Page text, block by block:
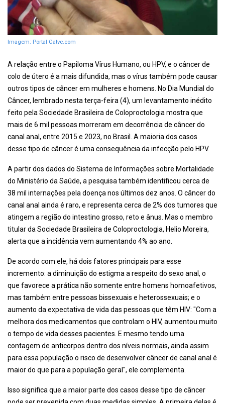
Imagem: Portal Catve.com
A relação entre o Papiloma Vírus Humano, ou HPV, e o câncer de
colo de útero é a mais difundida, mas o vírus também pode causar
outros tipos de câncer em mulheres e homens. No Dia Mundial do
Câncer, lembrado nesta terça-feira (4), um levantamento inédito
feito pela Sociedade Brasileira de Coloproctologia mostra que
mais de 6 mil pessoas morreram em decorrência de câncer do
canal anal, entre 2015 e 2023, no Brasil. A maioria dos casos
desse tipo de câncer é uma consequência da infecção pelo HPV.
A partir dos dados do Sistema de Informações sobre Mortalidade
do Ministério da Saúde, a pesquisa também identificou cerca de
38 mil internações pela doença nos últimos dez anos. O câncer do
canal anal ainda é raro, e representa cerca de 2% dos tumores que
atingem a região do intestino grosso, reto e ânus. Mas o membro
titular da Sociedade Brasileira de Coloproctologia, Helio Moreira,
alerta que a incidência vem aumentando 4% ao ano.
De acordo com ele, há dois fatores principais para esse
incremento: a diminuição do estigma a respeito do sexo anal, o
que favorece a prática não somente entre homens homoafetivos,
mas também entre pessoas bissexuais e heterossexuais; e o
aumento da expectativa de vida das pessoas que têm HIV: "Com a
melhora dos medicamentos que controlam o HIV, aumentou muito
o tempo de vida desses pacientes. E mesmo tendo uma
contagem de anticorpos dentro dos níveis normais, ainda assim
para essa população o risco de desenvolver câncer de canal anal é
maior do que para a população geral", ele complementa.
Isso significa que a maior parte dos casos desse tipo de câncer